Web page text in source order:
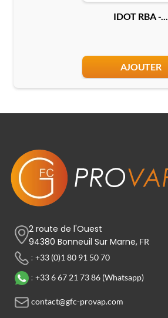
IDOT RBA -...
AJOUTER
2 route de l'Ouest
94380 Bonneuil Sur Marne, FR
: +33 (0)1 80 91 50 70
: +33 6 67 21 73 86 (Whatsapp)
contact@gfc-provap.com